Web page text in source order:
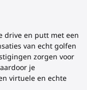
drive en putt met een
van echt golfen
zorgen voor
je
virtuele en echte